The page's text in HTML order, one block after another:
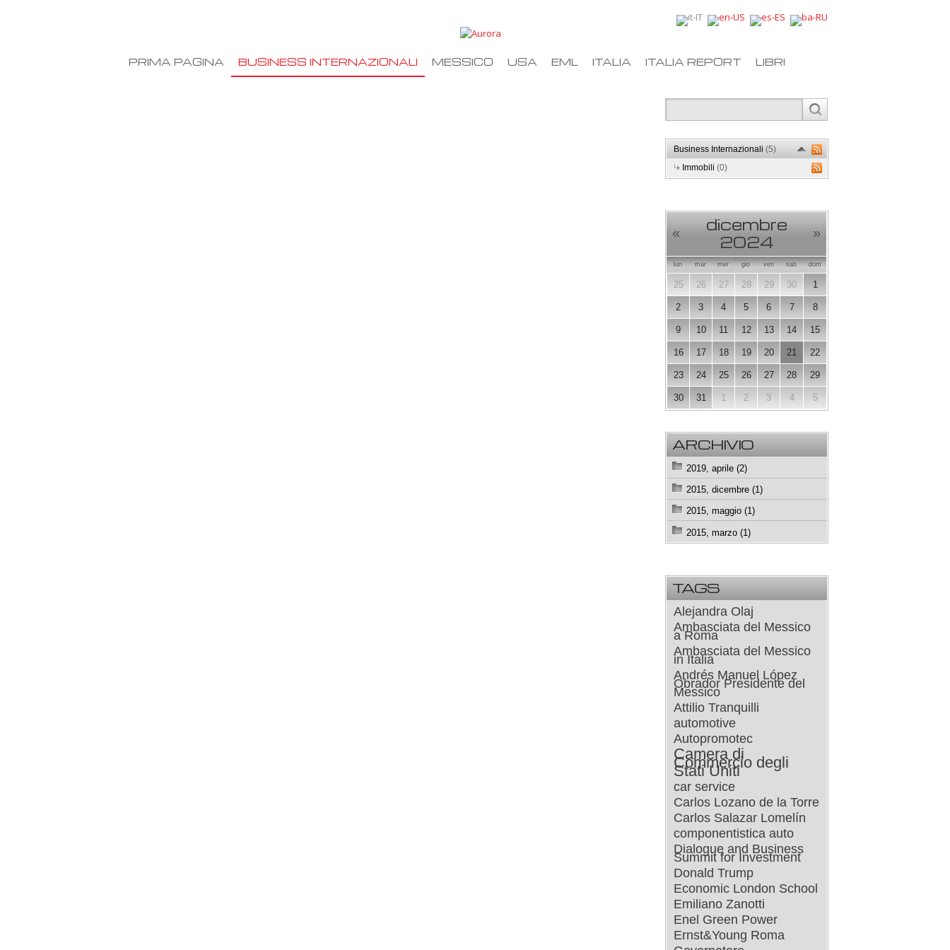
PRIMA PAGINA BUSINESS INTERNAZIONALI MESSICO USA EML ITALIA ITALIA REPORT LIBRI
Business Internazionali(5)
Immobili(0)
«
dicembre
2024
»
lun mar mer gio ven sab dom
25 26 27 28 29 30 1
2 3 4 5 6 7 8
9 10 11 12 13 14 15
16 17 18 19 20 21 22
23 24 25 26 27 28 29
30 31 1 2 3 4 5
ARCHIVIO
2019, aprile (2)
2015, dicembre (1)
2015, maggio (1)
2015, marzo (1)
TAGS
Alejandra Olaj
Ambasciata del Messico
a Roma
Ambasciata del Messico
in Italia
Andrés Manuel López
Obrador Presidente del
Messico
Attilio Tranquilli
automotive
Autopromotec
Camera di
Commercio degli
Stati Uniti
car service
Carlos Lozano de la Torre
Carlos Salazar Lomelín
componentistica auto
Dialogue and Business
Summit for Investment
Donald Trump
Economic London School
Emiliano Zanotti
Enel Green Power
Ernst&Young Roma